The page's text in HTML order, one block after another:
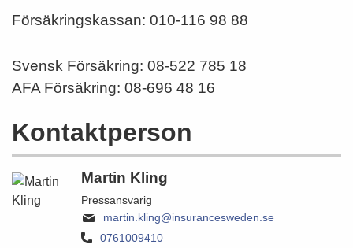
Försäkringskassan: 010-116 98 88
Svensk Försäkring: 08-522 785 18
AFA Försäkring: 08‑696 48 16
Kontaktperson
Martin Kling
Pressansvarig
martin.kling@insurancesweden.se
0761009410